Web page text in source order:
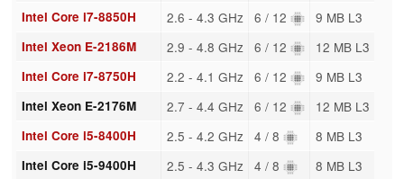
Intel Core i7-8850H 2.6 - 4.3 GHz 6 / 12 9 MB L3
Intel Xeon E-2186M 2.9 - 4.8 GHz 6 / 12 12 MB L3
Intel Core i7-8750H 2.2 - 4.1 GHz 6 / 12 9 MB L3
Intel Xeon E-2176M 2.7 - 4.4 GHz 6 / 12 12 MB L3
Intel Core i5-8400H 2.5 - 4.2 GHz 4 / 8 8 MB L3
Intel Core i5-9400H 2.5 - 4.3 GHz 4 / 8 8 MB L3